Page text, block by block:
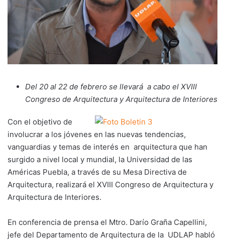
Del 20 al 22 de febrero se llevará a cabo el XVIII
Congreso de Arquitectura y Arquitectura de Interiores
Con el objetivo de
involucrar a los jóvenes en las nuevas tendencias,
vanguardias y temas de interés en arquitectura que han
surgido a nivel local y mundial, la Universidad de las
Américas Puebla, a través de su Mesa Directiva de
Arquitectura, realizará el XVIII Congreso de Arquitectura y
Arquitectura de Interiores.
En conferencia de prensa el Mtro. Darío Graña Capellini,
jefe del Departamento de Arquitectura de la UDLAP habló